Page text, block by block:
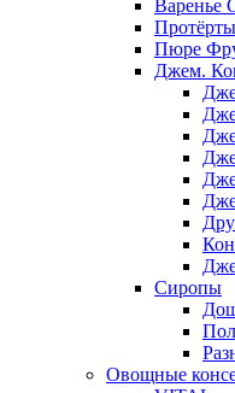
Варенье
Пюре
Джем.
Сиропы
Овощные